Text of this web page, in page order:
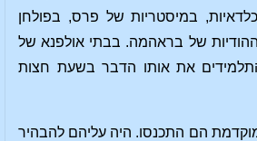
במיסטריות של פרס, בפולחן
של בראהמה. בבתי אולפנא של
את אותו הדבר בשעת חצות
הם התכנסו. היה עליהם להבהיר